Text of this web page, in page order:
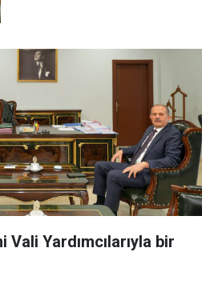
Vali Yardımcılarıyla bir